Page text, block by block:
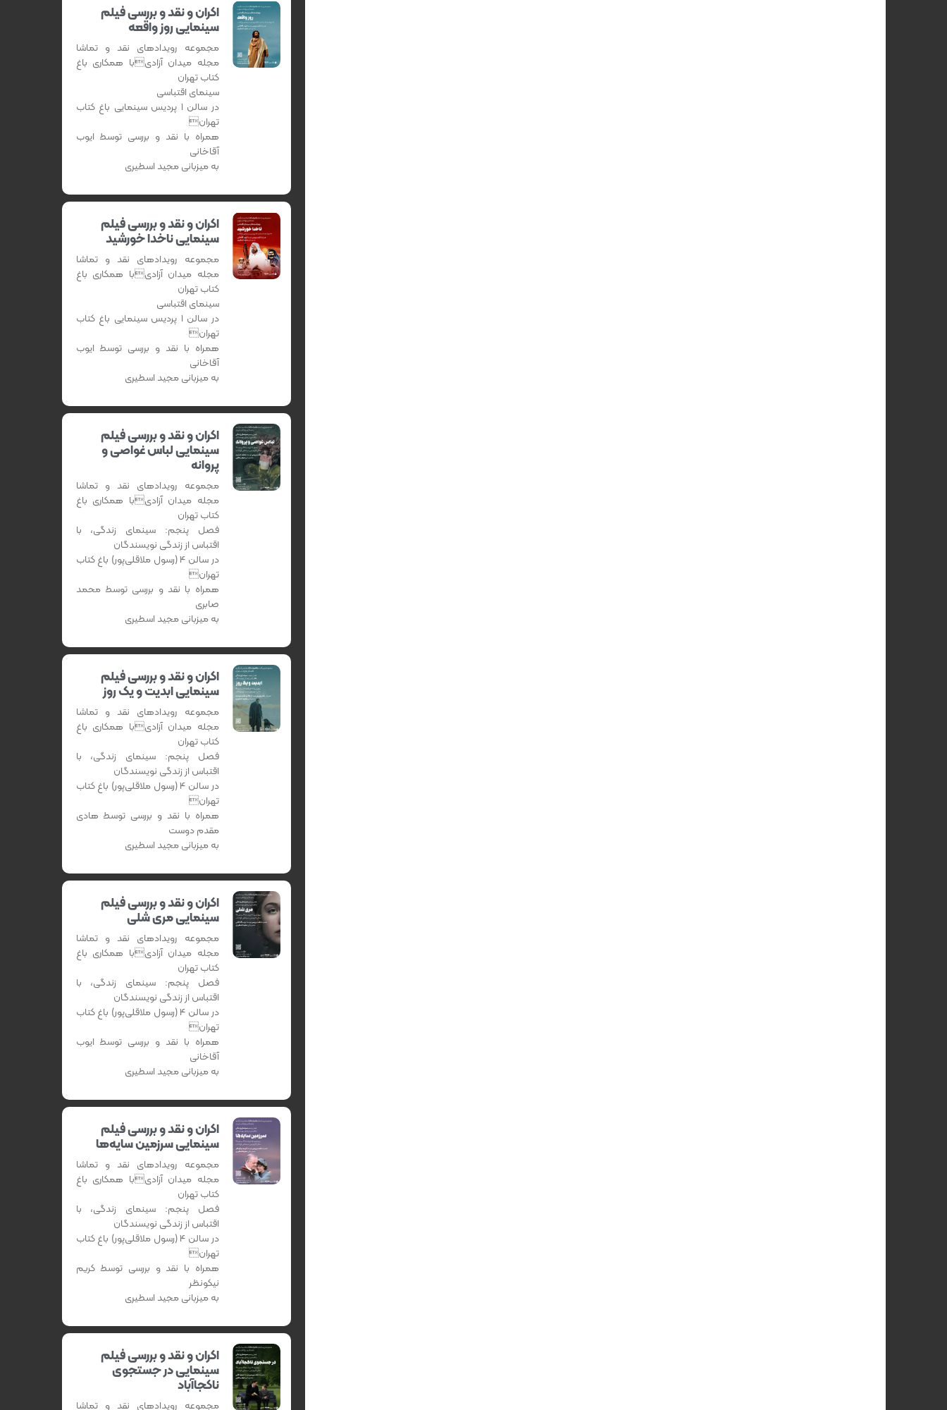
اکران و نقد و بررسی فیلم
سینمایی روز واقعه
مجموعه رویدادهای نقد و تماشا
مجله میدان آزادیبا همکاری باغ
کتاب تهران
سینمای اقتباسی
در سالن 1 پردیس سینمایی باغ کتاب
تهران
همراه با نقد و بررسی توسط ایوب
آقاخانی
به میزبانی مجید اسطیری
اکران و نقد و بررسی فیلم
سینمایی ناخدا خورشید
مجموعه رویدادهای نقد و تماشا
مجله میدان آزادیبا همکاری باغ
کتاب تهران
سینمای اقتباسی
در سالن 1 پردیس سینمایی باغ کتاب
تهران
همراه با نقد و بررسی توسط ایوب
آقاخانی
به میزبانی مجید اسطیری
اکران و نقد و بررسی فیلم
سینمایی لباس غواصی و
پروانه
مجموعه رویدادهای نقد و تماشا
مجله میدان آزادیبا همکاری باغ
کتاب تهران
فصل پنجم: سینمای زندگی، با
اقتباس از زندگی نویسندگان
در سالن 4 (رسول ملاقلی‌پور) باغ کتاب
تهران
همراه با نقد و بررسی توسط محمد
صابری
به میزبانی مجید اسطیری
اکران و نقد و بررسی فیلم
سینمایی ابدیت و یک روز
مجموعه رویدادهای نقد و تماشا
مجله میدان آزادیبا همکاری باغ
کتاب تهران
فصل پنجم: سینمای زندگی، با
اقتباس از زندگی نویسندگان
در سالن 4 (رسول ملاقلی‌پور) باغ کتاب
تهران
همراه با نقد و بررسی توسط هادی
مقدم دوست
به میزبانی مجید اسطیری
اکران و نقد و بررسی فیلم
سینمایی مری شلی
مجموعه رویدادهای نقد و تماشا
مجله میدان آزادیبا همکاری باغ
کتاب تهران
فصل پنجم: سینمای زندگی، با
اقتباس از زندگی نویسندگان
در سالن 4 (رسول ملاقلی‌پور) باغ کتاب
تهران
همراه با نقد و بررسی توسط ایوب
آقاخانی
به میزبانی مجید اسطیری
اکران و نقد و بررسی فیلم
سینمایی سرزمین سایه‌ها
مجموعه رویدادهای نقد و تماشا
مجله میدان آزادیبا همکاری باغ
کتاب تهران
فصل پنجم: سینمای زندگی، با
اقتباس از زندگی نویسندگان
در سالن 4 (رسول ملاقلی‌پور) باغ کتاب
تهران
همراه با نقد و بررسی توسط کریم
نیکونظر
به میزبانی مجید اسطیری
اکران و نقد و بررسی فیلم
سینمایی در جستجوی
ناکجاآباد
مجموعه رویدادهای نقد و تماشا